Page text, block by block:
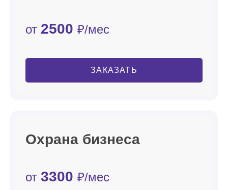
от 2500 ₽/мес
ЗАКАЗАТЬ
Охрана бизнеса
от 3300 ₽/мес